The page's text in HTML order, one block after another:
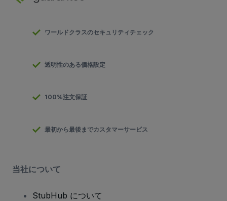
ワールドクラスのセキュリティチェック
透明性のある価格設定
100%注文保証
最初から最後までカスタマーサービス
当社について
StubHub について